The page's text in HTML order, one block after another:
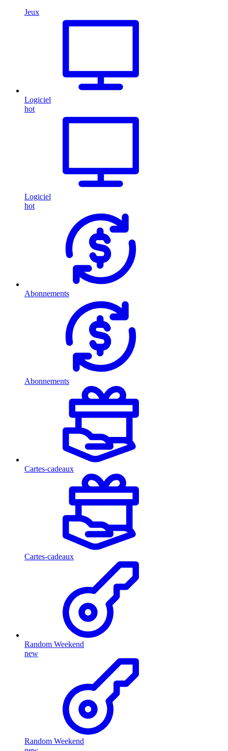
Jeux
Logiciel
hot
Logiciel
hot
Abonnements
Abonnements
Cartes-cadeaux
Cartes-cadeaux
Random Weekend
new
Random Weekend